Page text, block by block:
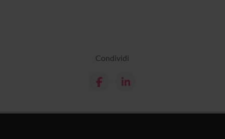
Condividi